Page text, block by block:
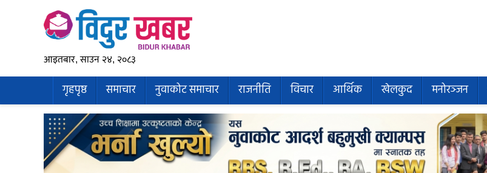
आइतबार, साउन २४, २०८३
गृहपृष्ठ समाचार नुवाकोट समाचार राजनीति विचार आर्थिक खेलकुद मनोरञ्जन